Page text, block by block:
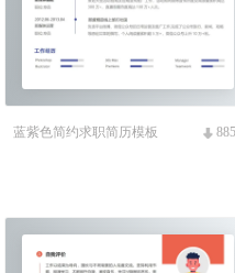
蓝紫色简约求职简历模板